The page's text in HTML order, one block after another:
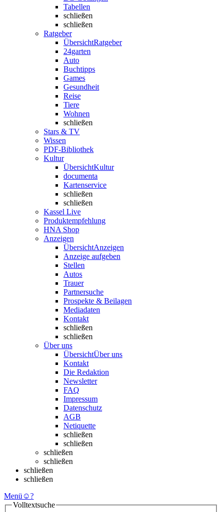
Tabellen
schließen
schließen
Ratgeber
ÜbersichtRatgeber
24garten
Auto
Buchtipps
Games
Gesundheit
Reise
Tiere
Wohnen
schließen
Stars & TV
Wissen
PDF-Bibliothek
Kultur
ÜbersichtKultur
documenta
Kartenservice
schließen
schließen
Kassel Live
Produktempfehlung
HNA Shop
Anzeigen
ÜbersichtAnzeigen
Anzeige aufgeben
Stellen
Autos
Trauer
Partnersuche
Prospekte & Beilagen
Mediadaten
Kontakt
schließen
schließen
Über uns
ÜbersichtÜber uns
Kontakt
Die Redaktion
Newsletter
FAQ
Impressum
Datenschutz
AGB
Netiquette
schließen
schließen
schließen
schließen
schließen
schließen
Menü ☺?
Volltextsuche